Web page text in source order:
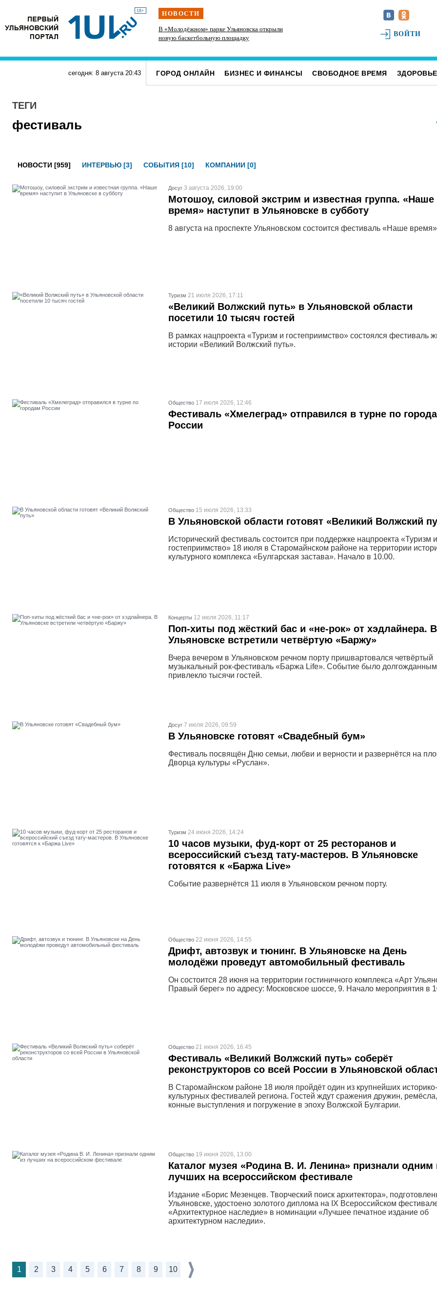
18+ НОВОСТИ
и На участке проспекта Гая в Ульяновске
запретили остановку транспорта
В «Молодёжном» парке Ульяновска открыли
новую баскетбольную площадку
В Ульяновском районе благоустраивают место
ВОЙТИ
сегодня: 8 августа 20:43 ГОРОД ОНЛАЙН БИЗНЕС И ФИНАНСЫ СВОБОДНОЕ ВРЕМЯ ЗДОРОВЬЕ
ТЕГИ
фестиваль
НОВОСТИ [959] ИНТЕРВЬЮ [3] СОБЫТИЯ [10] КОМПАНИИ [0]
Досуг 3 августа 2026, 19:00
Мотошоу, силовой экстрим и известная группа. «Наше
время» наступит в Ульяновске в субботу
8 августа на проспекте Ульяновском состоится фестиваль «Наше
Туризм 21 июля 2026, 17:11
«Великий Волжский путь» в Ульяновской области
посетили 10 тысяч гостей
В рамках нацпроекта «Туризм и гостеприимство» состоялся фестиваль
истории «Великий Волжский путь».
Общество 17 июля 2026, 12:46
Фестиваль «Хмелеград» отправился в турне по
России
Общество 15 июля 2026, 13:33
В Ульяновской области готовят «Великий Волжский
Исторический фестиваль состоится при поддержке нацпроекта «Туризм и
гостеприимство» 18 июля в Старомайнском районе на территории
культурного комплекса «Булгарская застава». Начало в 10.00.
Концерты 12 июля 2026, 11:17
Поп-хиты под жёсткий бас и «не-рок» от хэдлайнера. В
Ульяновске встретили четвёртую «Баржу»
Вчера вечером в Ульяновском речном порту пришвартовался четвёртый
музыкальный рок-фестиваль «Баржа Life». Событие было
привлекло тысячи гостей.
Досуг 7 июля 2026, 09:59
В Ульяновске готовят «Свадебный бум»
Фестиваль посвящён Дню семьи, любви и верности и развернётся на
Дворца культуры «Руслан».
Туризм 24 июня 2026, 14:24
10 часов музыки, фуд-корт от 25 ресторанов и
всероссийский съезд тату-мастеров. В Ульяновске
готовятся к «Баржа Live»
Событие развернётся 11 июля в Ульяновском речном порту.
Общество 22 июня 2026, 14:55
Дрифт, автозвук и тюнинг. В Ульяновске на День
молодёжи проведут автомобильный фестиваль
Он состоится 28 июня на территории гостиничного комплекса «Арт
Правый берег» по адресу: Московское шоссе, 9. Начало мероприятия в
Общество 21 июня 2026, 16:45
Фестиваль «Великий Волжский путь» соберёт
реконструкторов со всей России в Ульяновской
В Старомайнском районе 18 июля пройдёт один из крупнейших историко-
культурных фестивалей региона. Гостей ждут сражения дружин, ремёсла,
конные выступления и погружение в эпоху Волжской Булгарии.
Общество 19 июня 2026, 13:00
Каталог музея «Родина В. И. Ленина» признали одним
лучших на всероссийском фестивале
Издание «Борис Мезенцев. Творческий поиск архитектора»,
Ульяновске, удостоено золотого диплома на IX Всероссийском
«Архитектурное наследие» в номинации «Лучшее печатное издание об
архитектурном наследии».
1 2 3 4 5 6 7 8 9 10